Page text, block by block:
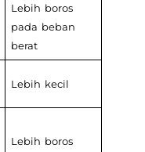
Lebih boros
pada beban
berat
Lebih kecil
Lebih boros